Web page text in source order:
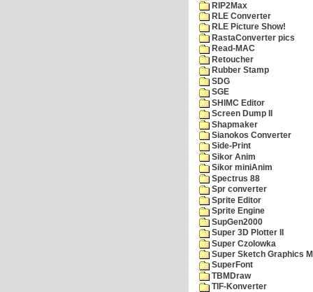
RIP2Max
RLE Converter
RLE Picture Show!
RastaConverter pics
Read-MAC
Retoucher
Rubber Stamp
SDG
SGE
SHIMC Editor
Screen Dump II
Shapmaker
Sianokos Converter
Side-Print
Sikor Anim
Sikor miniAnim
Spectrus 88
Spr converter
Sprite Editor
Sprite Engine
SupGen2000
Super 3D Plotter II
Super Czolowka
Super Sketch Graphics
SuperFont
TBMDraw
TIF-Konverter